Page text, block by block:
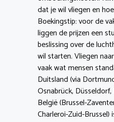
dat je wil vliegen en
Boekingstip: voor de
liggen de prijzen een
beslissing over de
wil starten. Vliegen
vaak wat mensen
Duitsland (via
Osnabrück,
België (Brussel-
Charleroi-Zuid-